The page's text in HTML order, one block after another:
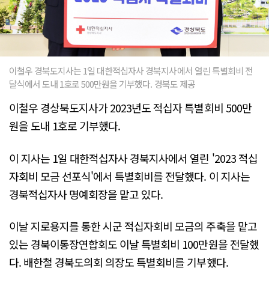
이철우 경북도지사는 1일 대한적십자사 경북지사에서 열린 특별회비 전
달식에서 도내 1호로 500만원을 기부했다. 경북도 제공
이철우 경상북도지사가 2023년도 적십자 특별회비 500만
원을 도내 1호로 기부했다.
이 지사는 1일 대한적십자사 경북지사에서 열린 '2023 적십
자회비 모금 선포식'에서 특별회비를 전달했다. 이 지사는
경북적십자사 명예회장을 맡고 있다.
이날 지로용지를 통한 시군 적십자회비 모금의 주축을 맡고
있는 경북이통장연합회도 이날 특별회비 100만원을 전달했
다. 배한철 경북도의회 의장도 특별회비를 기부했다.